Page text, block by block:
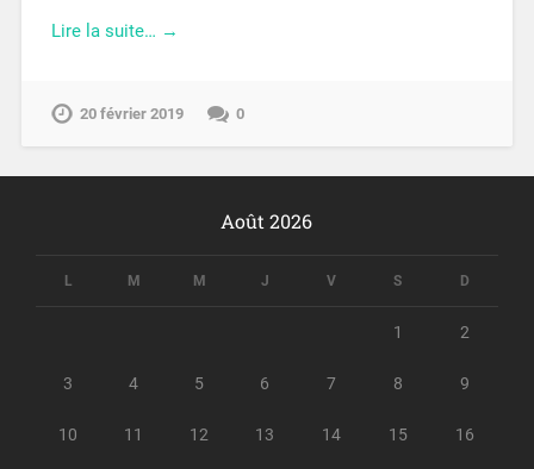
Lire la suite… →
20 février 2019 0
Août 2026
L M M J V S D
1 2
3 4 5 6 7 8 9
10 11 12 13 14 15 16